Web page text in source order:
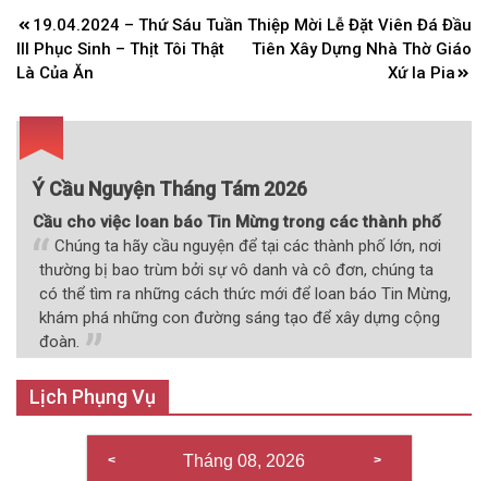
Điều
hướng
bài
19.04.2024 – Thứ Sáu Tuần
III Phục Sinh – Thịt Tôi Thật
Là Của Ăn
Thiệp Mời Lễ Đặt Viên Đá Đầu
Tiên Xây Dựng Nhà Thờ Giáo
Xứ Ia Pia
Ý Cầu Nguyện Tháng Tám 2026
Cầu cho việc loan báo Tin Mừng trong các thành phố
Chúng ta hãy cầu nguyện để tại các thành phố lớn, nơi
thường bị bao trùm bởi sự vô danh và cô đơn, chúng ta
có thể tìm ra những cách thức mới để loan báo Tin Mừng,
khám phá những con đường sáng tạo để xây dựng cộng
đoàn.
Lịch Phụng Vụ
Tháng 08, 2026